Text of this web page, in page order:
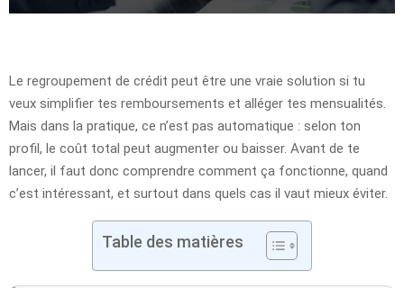
Le regroupement de crédit peut être une vraie solution si tu
veux simplifier tes remboursements et alléger tes mensualités.
Mais dans la pratique, ce n’est pas automatique : selon ton
profil, le coût total peut augmenter ou baisser. Avant de te
lancer, il faut donc comprendre comment ça fonctionne, quand
c’est intéressant, et surtout dans quels cas il vaut mieux éviter.
Table des matières